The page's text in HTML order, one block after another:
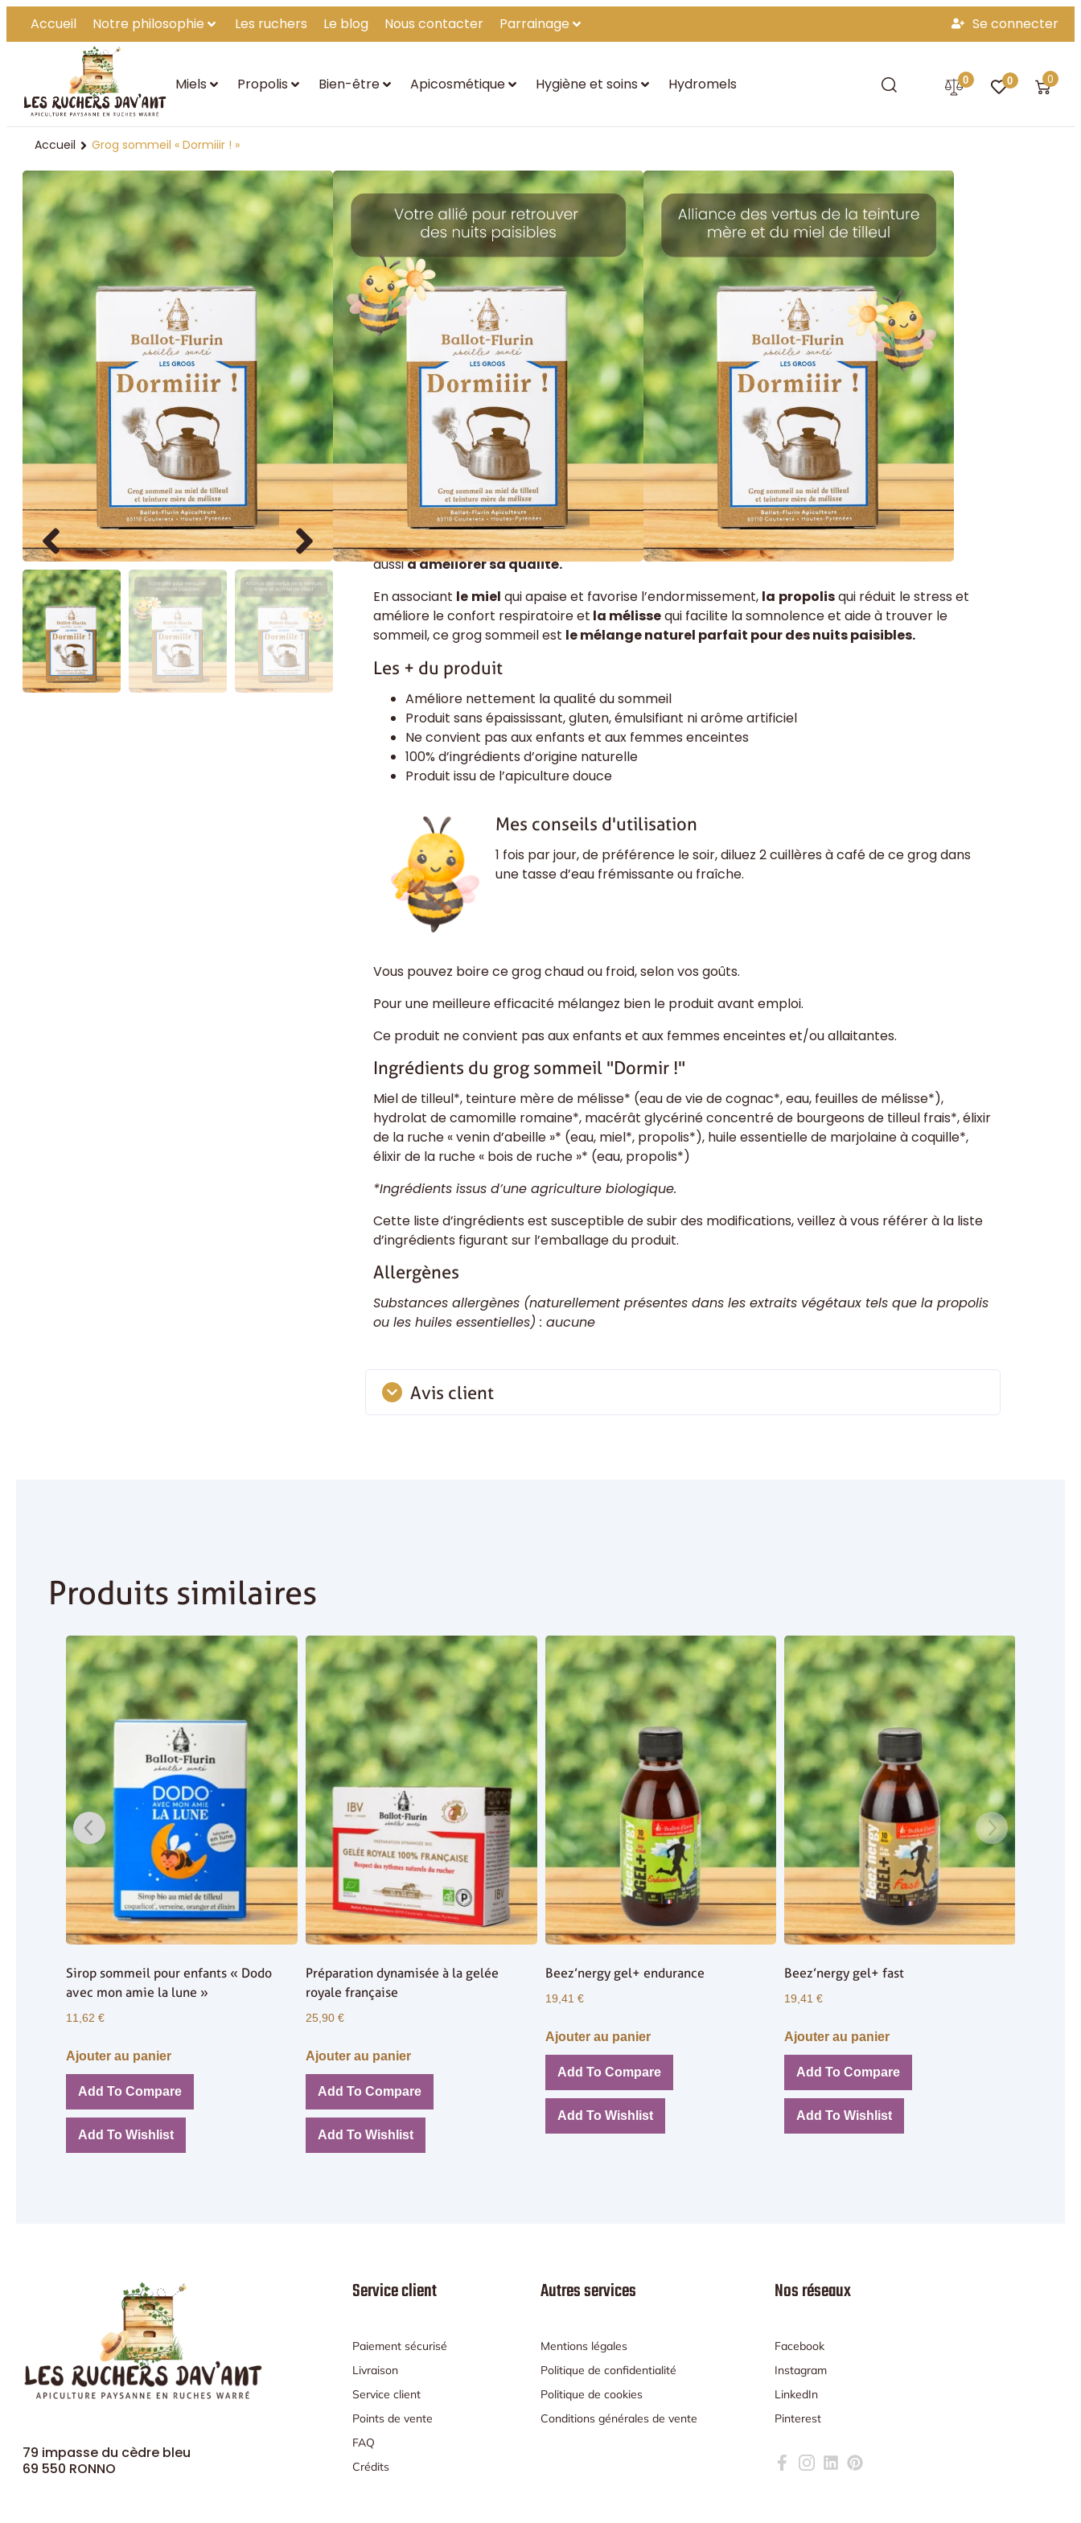
Accueil Notre philosophie Les ruchers Le blog Nous contacter Parrainage Se connecter
Miels Propolis Bien-être Apicosmétique Hygiène et soins Hydromels 0 0 0
Accueil Grog sommeil « Dormiiir ! »
Grog sommeil « Dormiiir ! »
★★★★★
Votre allié indispensable pour vous aider à trouver le sommeil !
Grog sommeil à la teinture mélisse et au miel de tilleul.
5 en stock
Ajouter au panier
Ajouter aux coups de coeur Ajouter Au Comparateur
Ce grog sommeil, à préparer facilement à la maison, vousaide à trouver le sommeilmais
aussià améliorer sa qualité.
En associant le miel qui apaise et favorise l’endormissement, la propolisqui réduit le stress et
améliore le confort respiratoire et la mélissequi facilite la somnolence et aide à trouver le
sommeil, ce grog sommeil est le mélange naturel parfait pour des nuits paisibles.
Les + du produit
Améliore nettement la qualité du sommeil
Produit sans épaississant, gluten, émulsifiant ni arôme artificiel
Ne convient pas aux enfants et aux femmes enceintes
100% d’ingrédients d’origine naturelle
Produit issu de l’apiculture douce
Mes conseils d'utilisation
1 fois par jour, de préférence le soir, diluez 2 cuillères à café de ce grog dans
une tasse d’eau frémissante ou fraîche.
Vous pouvez boire ce grog chaud ou froid, selon vos goûts.
Pour une meilleure efficacité mélangez bien le produit avant emploi.
Ce produit ne convient pas aux enfants et aux femmes enceintes et/ou allaitantes.
Ingrédients du grog sommeil "Dormir !"
Miel de tilleul*, teinture mère de mélisse* (eau de vie de cognac*, eau, feuilles de mélisse*),
hydrolat de camomille romaine*, macérât glycériné concentré de bourgeons de tilleul frais*, élixir
de la ruche « venin d’abeille »* (eau, miel*, propolis*), huile essentielle de marjolaine à coquille*,
élixir de la ruche « bois de ruche »* (eau, propolis*)
*Ingrédients issus d’une agriculture biologique.
Cette liste d’ingrédients est susceptible de subir des modifications, veillez à vous référer à la liste
d’ingrédients figurant sur l’emballage du produit.
Allergènes
Substances allergènes (naturellement présentes dans les extraits végétaux tels que la propolis
ou les huiles essentielles) : aucune
Avis client
Produits similaires
Sirop sommeil pour enfants « Dodo
avec mon amie la lune »
11,62€
Ajouter au panier
Add To Compare
Add To Wishlist
Préparation dynamisée à la gelée
royale française
25,90 €
Ajouter au panier
Add To Compare
Add To Wishlist
Beez’nergy gel+ endurance
19,41 €
Ajouter au panier
Add To Compare
Add To Wishlist
Beez’nergy gel+ fast
19,41€
Ajouter au panier
Add To Compare
Add To Wishlist
79 impasse du cèdre bleu
69 550 RONNO
Service client
Paiement sécurisé
Livraison
Service client
Points de vente
FAQ
Crédits
Autres services
Mentions légales
Politique de confidentialité
Politique de cookies
Conditions générales de vente
Nos réseaux
Facebook
Instagram
LinkedIn
Pinterest